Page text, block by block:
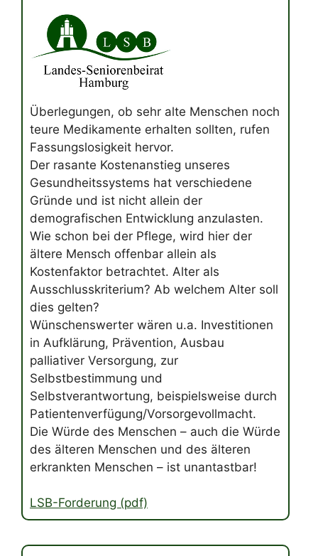
Überlegungen, ob sehr alte Menschen noch
teure Medikamente erhalten sollten, rufen
Fassungslosigkeit hervor.
Der rasante Kostenanstieg unseres
Gesundheitssystems hat verschiedene
Gründe und ist nicht allein der
demografischen Entwicklung anzulasten.
Wie schon bei der Pflege, wird hier der
ältere Mensch offenbar allein als
Kostenfaktor betrachtet. Alter als
Ausschlusskriterium? Ab welchem Alter soll
dies gelten?
Wünschenswerter wären u.a. Investitionen
in Aufklärung, Prävention, Ausbau
palliativer Versorgung, zur
Selbstbestimmung und
Selbstverantwortung, beispielsweise durch
Patientenverfügung/Vorsorgevollmacht.
Die Würde des Menschen – auch die Würde
des älteren Menschen und des älteren
erkrankten Menschen – ist unantastbar!
LSB-Forderung (pdf)